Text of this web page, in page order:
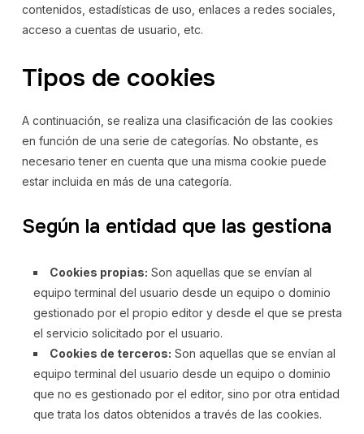
contenidos, estadísticas de uso, enlaces a redes sociales,
acceso a cuentas de usuario, etc.
Tipos de cookies
A continuación, se realiza una clasificación de las cookies
en función de una serie de categorías. No obstante, es
necesario tener en cuenta que una misma cookie puede
estar incluida en más de una categoría.
Según la entidad que las gestiona
Cookies propias: Son aquellas que se envían al
equipo terminal del usuario desde un equipo o dominio
gestionado por el propio editor y desde el que se presta
el servicio solicitado por el usuario.
Cookies de terceros: Son aquellas que se envían al
equipo terminal del usuario desde un equipo o dominio
que no es gestionado por el editor, sino por otra entidad
que trata los datos obtenidos a través de las cookies.